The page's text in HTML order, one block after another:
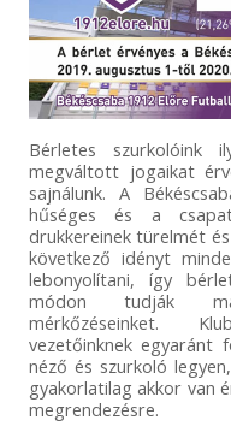
Bérletes szurkolóink
megváltott jogaikat
sajnálunk. A
hűséges és a
drukkereinek türelmét
következő idényt
lebonyolítani, így
módon tudják
mérkőzéseinket.
vezetőinknek
néző és szurkoló
gyakorlatilag akkor van
megrendezésre.